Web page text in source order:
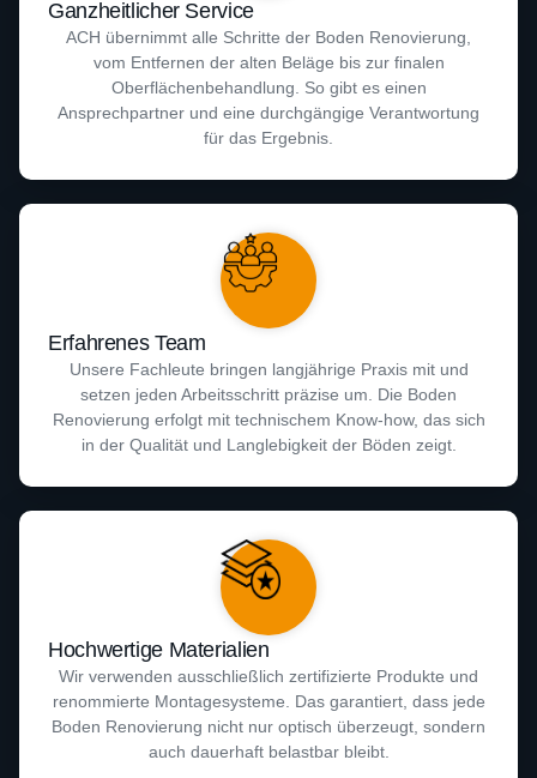
Ganzheitlicher Service
ACH übernimmt alle Schritte der Boden Renovierung,
vom Entfernen der alten Beläge bis zur finalen
Oberflächenbehandlung. So gibt es einen
Ansprechpartner und eine durchgängige Verantwortung
für das Ergebnis.
Erfahrenes Team
Unsere Fachleute bringen langjährige Praxis mit und
setzen jeden Arbeitsschritt präzise um. Die Boden
Renovierung erfolgt mit technischem Know-how, das sich
in der Qualität und Langlebigkeit der Böden zeigt.
Hochwertige Materialien
Wir verwenden ausschließlich zertifizierte Produkte und
renommierte Montagesysteme. Das garantiert, dass jede
Boden Renovierung nicht nur optisch überzeugt, sondern
auch dauerhaft belastbar bleibt.